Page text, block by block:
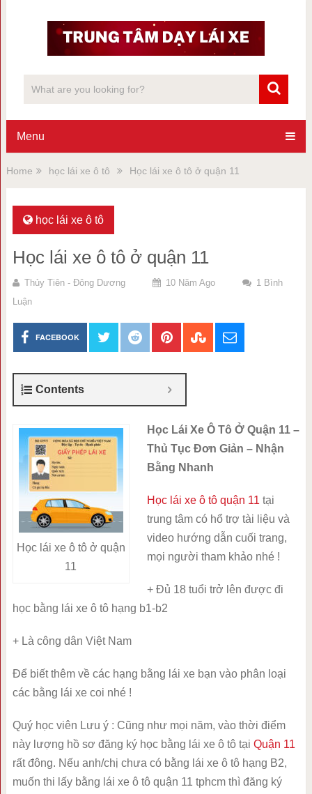
Menu
Home học lái xe ô tô Học lái xe ô tô ở quận 11
học lái xe ô tô
Học lái xe ô tô ở quận 11
Thủy Tiên - Đông Dương 10 Năm Ago
1 Bình
Luận
FACEBOOK
Contents
Học lái xe ô tô ở quận
11
Học Lái Xe Ô Tô Ở Quận 11 –
Thủ Tục Đơn Giản – Nhận
Bằng Nhanh
Học lái xe ô tô quận 11 tại
trung tâm có hổ trợ tài liệu và
video hướng dẫn cuối trang,
mọi người tham khảo nhé !
+ Đủ 18 tuổi trở lên được đi
học bằng lái xe ô tô hạng b1-b2
+ Là công dân Việt Nam
Để biết thêm về các hạng bằng lái xe bạn vào phân loại
các bằng lái xe coi nhé !
Quý học viên Lưu ý : Cũng như mọi năm, vào thời điểm
này lượng hồ sơ đăng ký học bằng lái xe ô tô tại Quận 11
rất đông. Nếu anh/chị chưa có bằng lái xe ô tô hạng B2,
muốn thi lấy bằng lái xe ô tô quận 11 tphcm thì đăng ký